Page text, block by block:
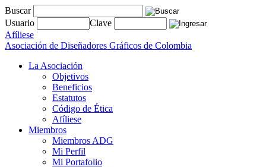
Buscar
Usuario
Clave
Afíliese
Asociación de Diseñadores Gráficos de Colombia
La Asociación
Objetivos
Beneficios
Estatutos
Código de Ética
Afíliese
Miembros
Miembros ADG
Mi Perfil
Mi Portafolio